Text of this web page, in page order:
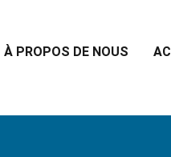
À PROPOS DE NOUS